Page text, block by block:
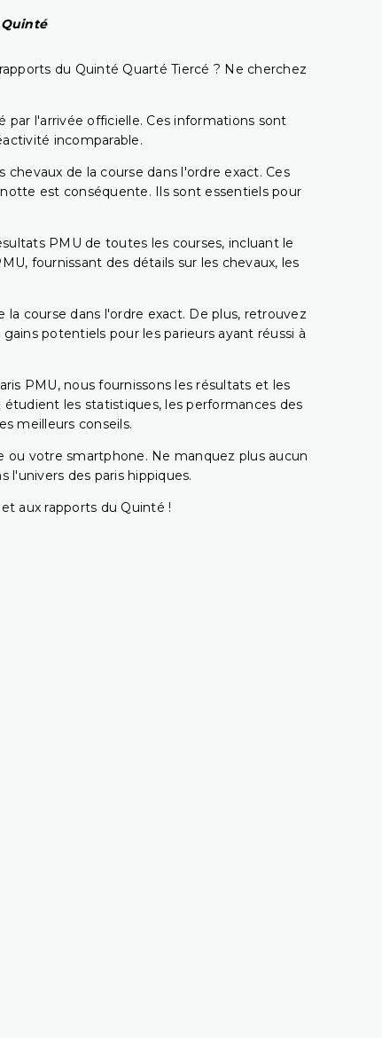
Quinté
du Quinté Quarté Tiercé ? Ne cherchez
par l'arrivée officielle. Ces informations sont
incomparable.
de la course dans l'ordre exact. Ces
est conséquente. Ils sont essentiels pour
PMU de toutes les courses, incluant le
fournissant des détails sur les chevaux, les
course dans l'ordre exact. De plus, retrouvez
potentiels pour les parieurs ayant réussi à
PMU, nous fournissons les résultats et les
les statistiques, les performances des
meilleurs conseils.
votre smartphone. Ne manquez plus aucun
l'univers des paris hippiques.
aux rapports du Quinté !